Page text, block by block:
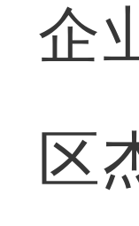
企
区